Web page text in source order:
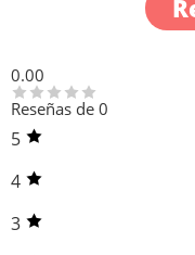
0.00
Reseñas de 0
5
4
3